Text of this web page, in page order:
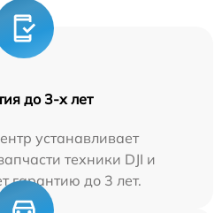
до 3-х лет
устанавливает
техники DJI и
гарантию до 3 лет.